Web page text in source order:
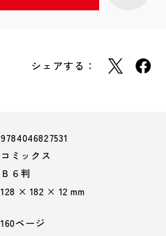
シェアする：
9784046827531
コミックス
Ｂ６判
128 × 182 × 12 mm
160ページ